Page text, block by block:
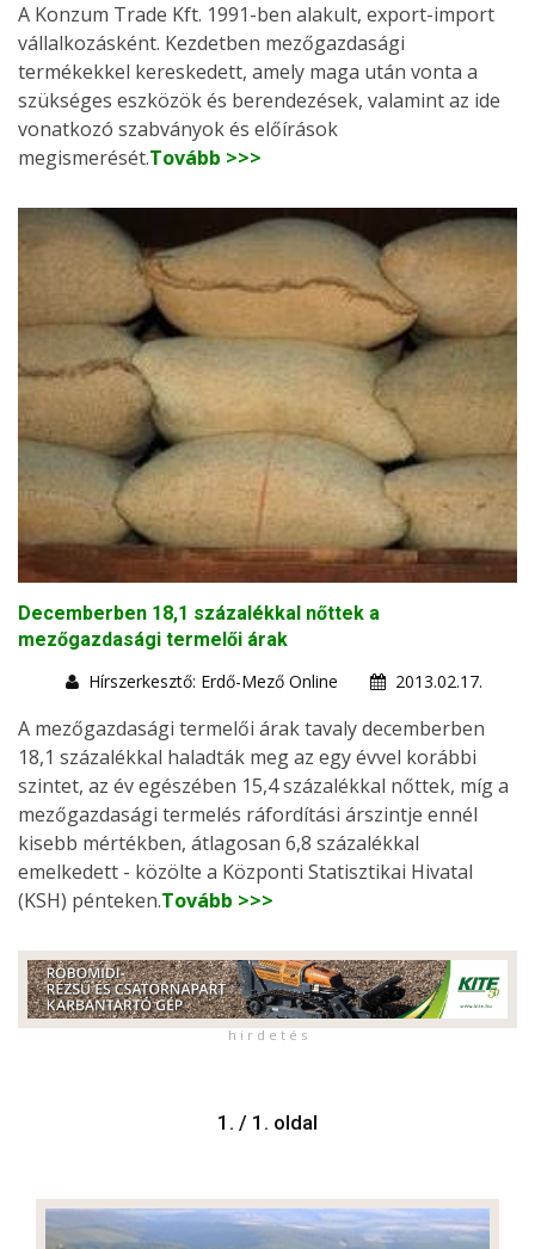
A Konzum Trade Kft. 1991-ben alakult, export-import
vállalkozásként. Kezdetben mezőgazdasági
termékekkel kereskedett, amely maga után vonta a
szükséges eszközök és berendezések, valamint az ide
vonatkozó szabványok és előírások
megismerését.Tovább >>>
Decemberben 18,1 százalékkal nőttek a
mezőgazdasági termelői árak
Hírszerkesztő: Erdő-Mező Online
2013.02.17.
A mezőgazdasági termelői árak tavaly decemberben
18,1 százalékkal haladták meg az egy évvel korábbi
szintet, az év egészében 15,4 százalékkal nőttek, míg a
mezőgazdasági termelés ráfordítási árszintje ennél
kisebb mértékben, átlagosan 6,8 százalékkal
emelkedett - közölte a Központi Statisztikai Hivatal
(KSH) pénteken.Tovább >>>
h i r d e t é s
1. / 1. oldal